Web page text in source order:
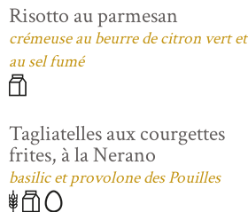
Risotto au parmesan
crémeuse au beurre de citron vert et
au sel fumé
Tagliatelles aux courgettes
frites, à la Nerano
basilic et provolone des Pouilles